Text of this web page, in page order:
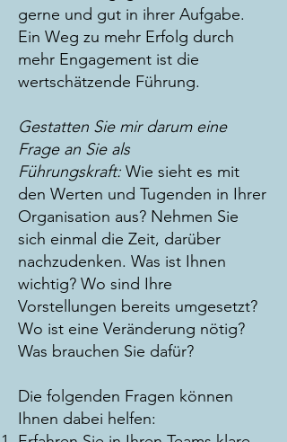
gerne und gut in ihrer Aufgabe.
Ein Weg zu mehr Erfolg durch
mehr Engagement ist die
wertschätzende Führung.
Gestatten Sie mir darum eine
Frage an Sie als
Führungskraft: Wie sieht es mit
den Werten und Tugenden in Ihrer
Organisation aus? Nehmen Sie
sich einmal die Zeit, darüber
nachzudenken. Was ist Ihnen
wichtig? Wo sind Ihre
Vorstellungen bereits umgesetzt?
Wo ist eine Veränderung nötig?
Was brauchen Sie dafür?
Die folgenden Fragen können
Ihnen dabei helfen: